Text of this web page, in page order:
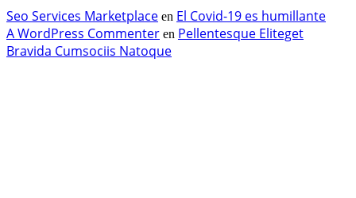
Seo Services Marketplace en El Covid-19 es humillante
A WordPress Commenter en Pellentesque Eliteget
Bravida Cumsociis Natoque